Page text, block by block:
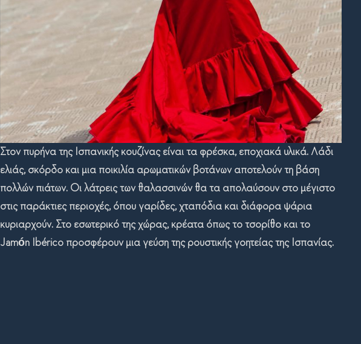
Στον πυρήνα της σπανικής κουζίνας είναι τα φρέσκα, εποχιακά υλικά. Λάδι
ελιάς, σκόρδο και μια ποικιλία αρωματικών βοτάνων αποτελούν τη βάση
πολλών πιάτων. Οι λάτρεις των θαλασσινών θα τα απολαύσουν στο μέγιστο
στις παράκτιες περιοχές, όπου γαρίδες, χταπόδια και διάφορα ψάρια
κυριαρχούν. Στο εσωτερικό της χώρας, κρέατα όπως το τσορίθο και το
Jamón Ibérico προσφέρουν μια γεύση της ρουστικής γοητείας της Ισπανίας.